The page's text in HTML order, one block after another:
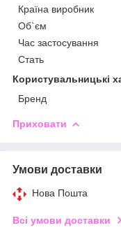
Країна виробник
Об`єм
Час застосування
Стать
Користувальницькі
Бренд
Приховати
Умови доставки
Нова Пошта
Всі умови доставки